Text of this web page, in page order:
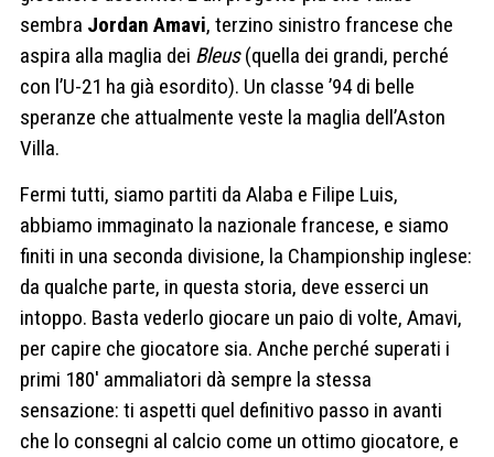
sembra Jordan Amavi, terzino sinistro francese che
aspira alla maglia dei Bleus(quella dei grandi, perché
con l’U-21 ha già esordito). Un classe ’94 di belle
speranze che attualmente veste la maglia dell’Aston
Villa.
Fermi tutti, siamo partiti da Alaba e Filipe Luis,
abbiamo immaginato la nazionale francese, e siamo
finiti in una seconda divisione, la Championship inglese:
da qualche parte, in questa storia, deve esserci un
intoppo. Basta vederlo giocare un paio di volte, Amavi,
per capire che giocatore sia. Anche perché superati i
primi 180′ ammaliatori dà sempre la stessa
sensazione: ti aspetti quel definitivo passo in avanti
che lo consegni al calcio come un ottimo giocatore, e